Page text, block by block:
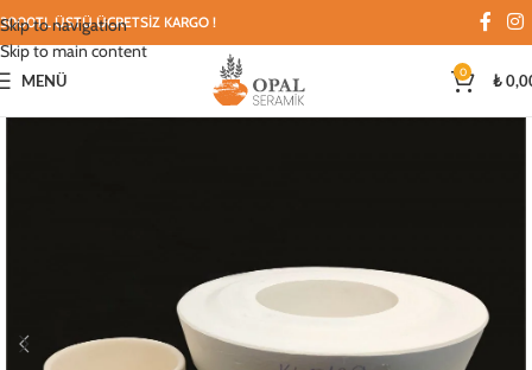
Skip to navigation
Skip to main content
3000TL ÜSTÜ ÜCRETSİZ KARGO !
MENÜ 0 ₺